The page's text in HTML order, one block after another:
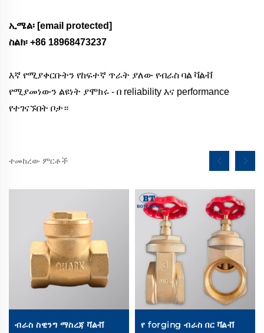
ኢሜል፡ [email protected]
ስልክ፡ +86 18968473237
እኛ የሚያቀርቡትን የከፍተኛ ጥራት ያለው የብራስ ባል ቫልቭ
የሚያመነውን ልዩነት ያሞክሩ - በ reliability እና performance
የተገናኙበት ቦታ።
ተመከረው ምርቶች
ብራስ ስዊንግ ማስረጃ ቫልቭ
የ forging ብራስ በር ቫልቭ